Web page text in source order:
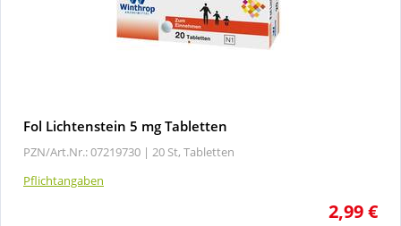
Fol Lichtenstein 5 mg Tabletten
PZN/Art.Nr.: 07219730 | 20 St, Tabletten
Pflichtangaben
2,99 €